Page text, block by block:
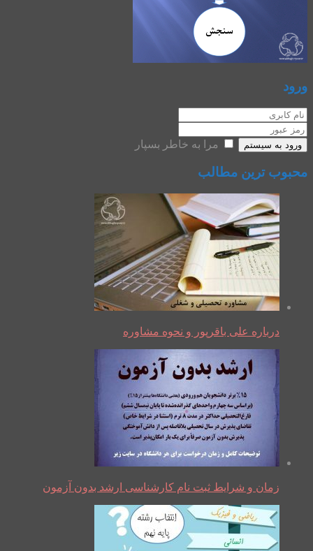
ورود
ورود به سیستم مرا به خاطر بسپار
محبوب ترین مطالب
درباره علی باقرپور و نحوه مشاوره
زمان و شرایط ثبت نام کارشناسی ارشد بدون آزمون